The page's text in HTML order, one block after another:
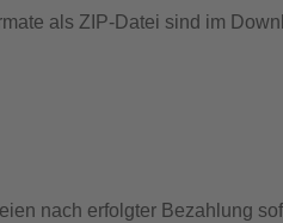
als ZIP-Datei sind im
nach erfolgter Bezahlung